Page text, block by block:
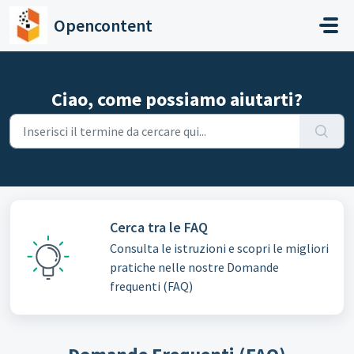
Salta al contenuto principale
Opencontent
Ciao, come possiamo aiutarti?
Cerca tra le FAQ
Consulta le istruzioni e scopri le migliori
pratiche nelle nostre Domande
frequenti (FAQ)